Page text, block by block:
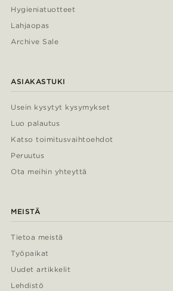
Hygieniatuotteet
Lahjaopas
Archive Sale
ASIAKASTUKI
Usein kysytyt kysymykset
Luo palautus
Katso toimitusvaihtoehdot
Peruutus
Ota meihin yhteyttä
MEISTÄ
Tietoa meistä
Työpaikat
Uudet artikkelit
Lehdistö